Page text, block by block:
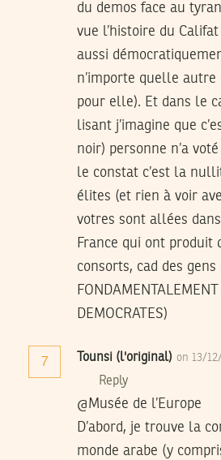
du demos face au
vue l’histoire du
aussi
n’importe quelle
pour elle). Et dans le
lisant j’imagine que
noir) personne n’a
le constat c’est la
élites (et rien à voir
votres sont allées
France qui ont produit
consorts, cad des gens
DEMOCRATES)
7 Tounsi (l'original) on 13/
Reply
@Musée de l’Europe
D’abord, je trouve la
monde arabe (y